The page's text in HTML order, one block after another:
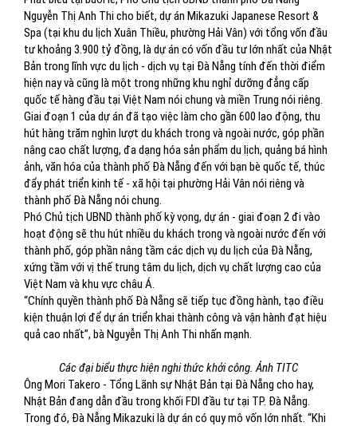
Nguyễn Thị Anh Thi cho biết, dự án Mikazuki Japanese Resort &
Spa (tại khu du lịch Xuân Thiều, phường Hải Vân) với tổng vốn đầu
tư khoảng 3.900 tỷ đồng, là dự án có vốn đầu tư lớn nhất của Nhật
Bản trong lĩnh vực du lịch - dịch vụ tại Đà Nẵng tính đến thời điểm
hiện nay và cũng là một trong những khu nghỉ dưỡng đẳng cấp
quốc tế hàng đầu tại Việt Nam nói chung và miền Trung nói riêng.
Giai đoạn 1 của dự án đã tạo việc làm cho gần 600 lao động, thu
hút hàng trăm nghìn lượt du khách trong và ngoài nước, góp phần
nâng cao chất lượng, đa dạng hóa sản phẩm du lịch, quảng bá hình
ảnh, văn hóa của thành phố Đà Nẵng đến với bạn bè quốc tế, thúc
đẩy phát triển kinh tế - xã hội tại phường Hải Vân nói riêng và
thành phố Đà Nẵng nói chung.
Phó Chủ tịch UBND thành phố kỳ vọng, dự án - giai đoạn 2 đi vào
hoạt động sẽ thu hút nhiều du khách trong và ngoài nước đến với
thành phố, góp phần nâng tầm các dịch vụ du lịch của Đà Nẵng,
xứng tầm với vị thế trung tâm du lịch, dịch vụ chất lượng cao của
Việt Nam và khu vực châu Á.
“Chính quyền thành phố Đà Nẵng sẽ tiếp tục đồng hành, tạo điều
kiện thuận lợi để dự án triển khai thành công và vận hành đạt hiệu
quả cao nhất”, bà Nguyễn Thị Anh Thi nhấn mạnh.
Các đại biểu thực hiện nghi thức khởi công. Ảnh TITC
Ông Mori Takero - Tổng Lãnh sự Nhật Bản tại Đà Nẵng cho hay,
Nhật Bản đang dẫn đầu trong khối FDI đầu tư tại TP. Đà Nẵng.
Trong đó, Đà Nẵng Mikazuki là dự án có quy mô vốn lớn nhất. “Khi